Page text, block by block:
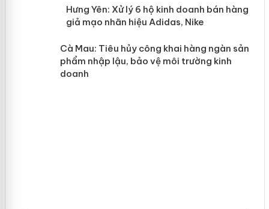
Hưng Yên: Xử lý 6 hộ kinh doanh bán
hàng giả mạo nhãn hiệu Adidas, Nike